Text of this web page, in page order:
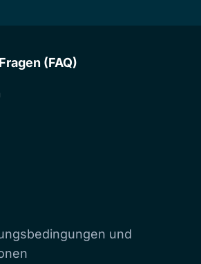
(FAQ)
und